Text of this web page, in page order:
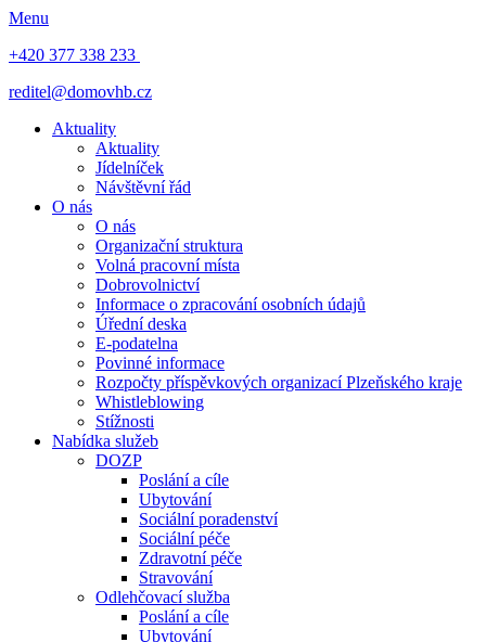
Menu
+420 377 338 233
reditel@domovhb.cz
Aktuality
Aktuality
Jídelníček
Návštěvní řád
O nás
O nás
Organizační struktura
Volná pracovní místa
Dobrovolnictví
Informace o zpracování osobních údajů
Úřední deska
E-podatelna
Povinné informace
Rozpočty příspěvkových organizací Plzeňského kraje
Whistleblowing
Stížnosti
Nabídka služeb
DOZP
Poslání a cíle
Ubytování
Sociální poradenství
Sociální péče
Zdravotní péče
Stravování
Odlehčovací služba
Poslání a cíle
Ubytování